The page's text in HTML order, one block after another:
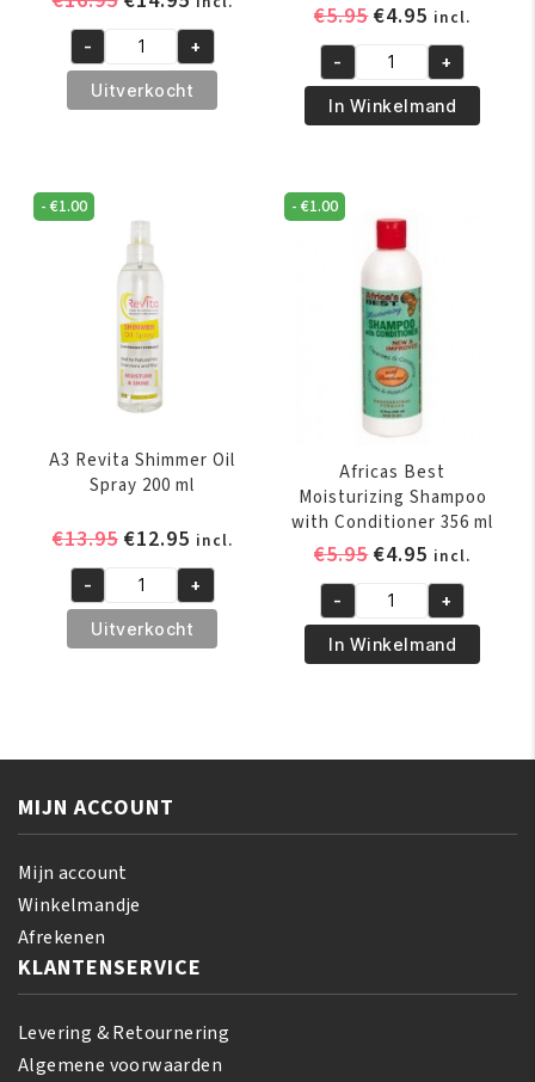
was:
€16.95.
prijs
is:
€14.95.
A3
Revita
Hair
200
aantal
- +
Uitverkocht
€5.95
was:
€5.95.
€4.95 Huidige
prijs
is:
€4.95.
incl.
African
Pride
Magical
Maximum
Herbal
Strength
aantal
- +
In Winkelmand
-€1.00
A3 Revita Shimmer Oil
Spray 200 ml
€13.95 Oorspronkelijke
was:
€13.95.
€12.95Huidige
prijs
is:
€12.95.
incl.
A3
Revita
Shimmer
aantal
- +
Uitverkocht
-€1.00
Africas Best
Moisturizing Shampoo
with Conditioner 356 ml
€5.95
was:
€5.95.
€4.95 Huidige
prijs
is:
€4.95.
incl.
Africas
Best
Moisturizing
Conditioner
aantal
- +
In Winkelmand
MIJN ACCOUNT
Mijn account
Winkelmandje
Afrekenen
KLANTENSERVICE
Levering & Retournering
Algemene voorwaarden